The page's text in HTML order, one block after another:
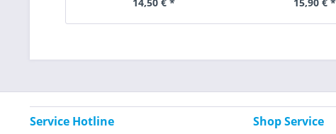
Service Hotline Shop Service